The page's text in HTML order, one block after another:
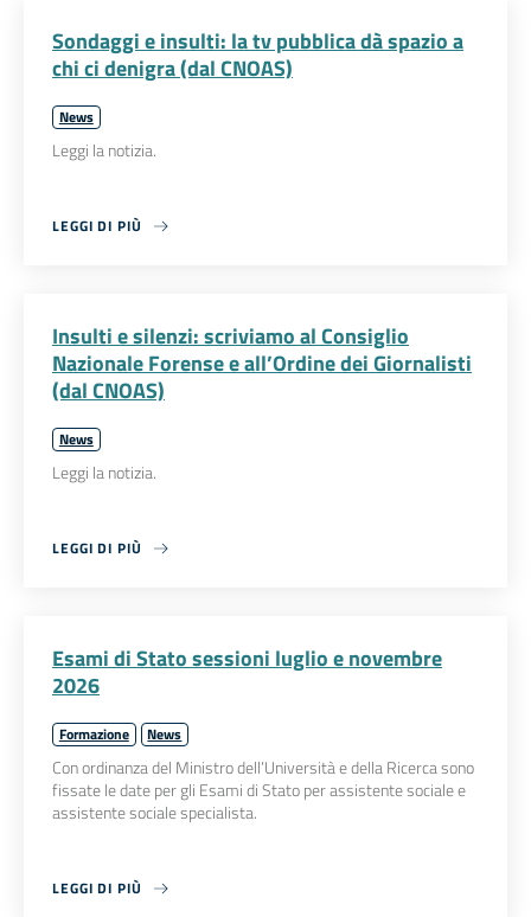
Sondaggi e insulti: la tv pubblica dà spazio a
chi ci denigra (dal CNOAS)
News
Leggi la notizia.
LEGGI DI PIÙ
Insulti e silenzi: scriviamo al Consiglio
Nazionale Forense e all’Ordine dei Giornalisti
(dal CNOAS)
News
Leggi la notizia.
LEGGI DI PIÙ
Esami di Stato sessioni luglio e novembre
2026
Formazione News
Con ordinanza del Ministro dell’Università e della Ricerca sono
fissate le date per gli Esami di Stato per assistente sociale e
assistente sociale specialista.
LEGGI DI PIÙ